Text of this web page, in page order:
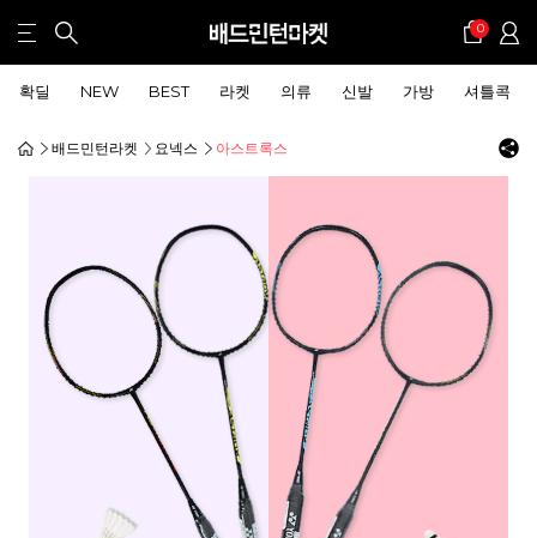
0
확딜 NEW BEST 라켓 의류 신발 가방 셔틀콕
배드민턴라켓 요넥스 아스트록스